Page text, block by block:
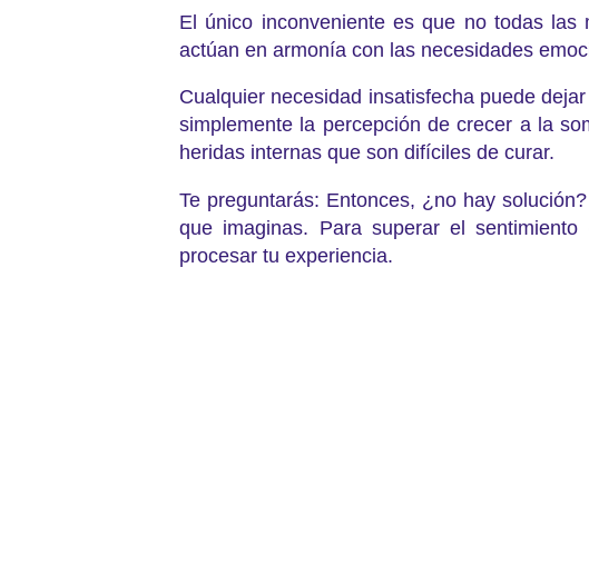
El único inconveniente es que no todas las
actúan en armonía con las necesidades
Cualquier necesidad insatisfecha puede
simplemente la percepción de crecer a la
heridas internas que son difíciles de curar.
Te preguntarás: Entonces, ¿no hay
que imaginas. Para superar el
procesar tu experiencia.